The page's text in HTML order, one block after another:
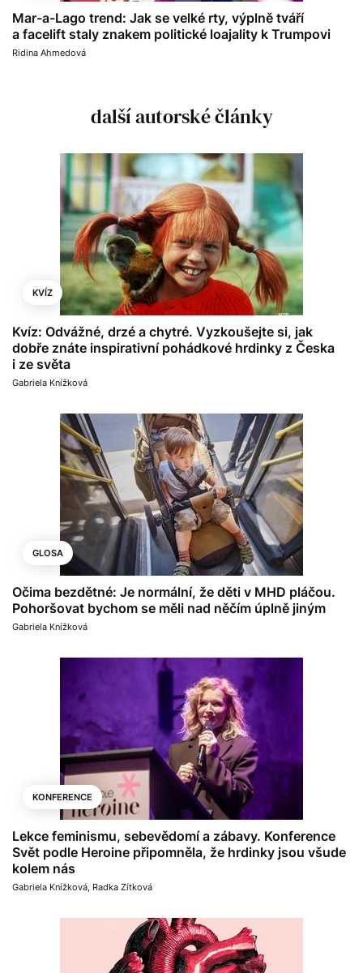
Mar-a-Lago trend: Jak se velké rty, výplně tváří
a facelift staly znakem politické loajality k Trumpovi
Ridina Ahmedová
další autorské články
KVÍZ
Kvíz: Odvážné, drzé a chytré. Vyzkoušejte si, jak
dobře znáte inspirativní pohádkové hrdinky z Česka
i ze světa
Gabriela Knížková
GLOSA
Očima bezdětné: Je normální, že děti v MHD pláčou.
Pohoršovat bychom se měli nad něčím úplně jiným
Gabriela Knížková
KONFERENCE
Lekce feminismu, sebevědomí a zábavy. Konference
Svět podle Heroine připomněla, že hrdinky jsou všude
kolem nás
Gabriela Knížková, Radka Zítková